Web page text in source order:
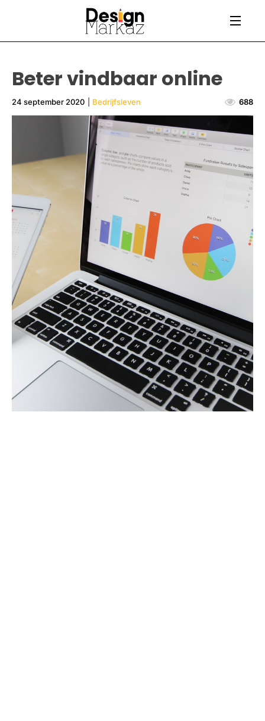
Beter vindbaar online
24 september 2020 Bedrijfsleven 688